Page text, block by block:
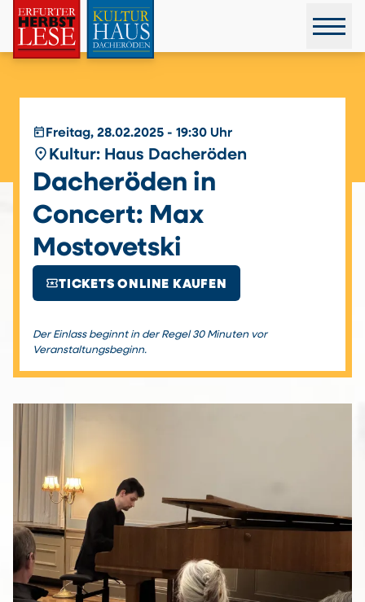
today Freitag, 28.02.2025 - 19:30 Uhr
place Kultur: Haus Dacheröden
Dacheröden in
Concert: Max
Mostovetski
local_activityTICKETS ONLINE KAUFEN
Der Einlass beginnt in der Regel 30 Minuten vor
Veranstaltungsbeginn.